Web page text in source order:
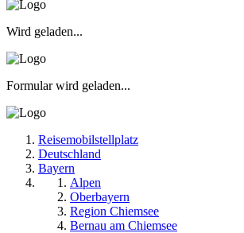
Wird geladen...
Formular wird geladen...
Reisemobilstellplatz
Deutschland
Bayern
Alpen
Oberbayern
Region Chiemsee
Bernau am Chiemsee